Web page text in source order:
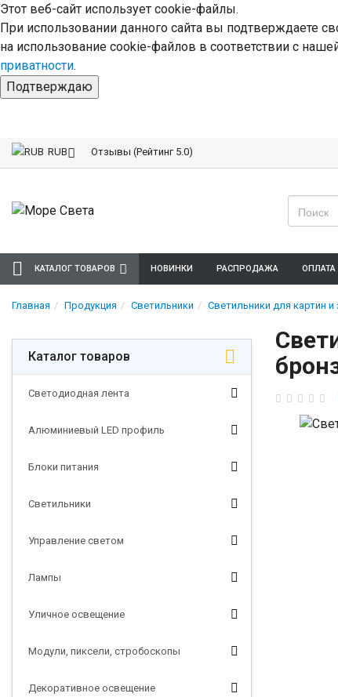
Этот веб-сайт использует cookie-файлы.
При использовании данного сайта вы подтверждаете
на использование cookie-файлов в соответствии с
приватности.
Подтверждаю
RUB Отзывы (Рейтинг 5.0)
КАТАЛОГ ТОВАРОВ НОВИНКИ РАСПРОДАЖА ОПЛАТА
Главная Продукция Светильники Светильники для картин и
Каталог товаров
Светодиодная лента
Алюминиевый LED профиль
Блоки питания
Светильники
Управление светом
Лампы
Уличное освещение
Модули, пиксели, стробоскопы
Декоративное освещение